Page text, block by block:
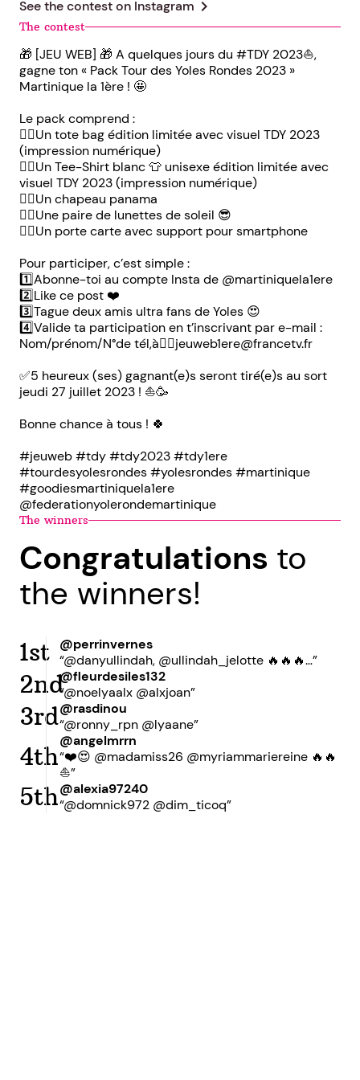
See the contest on Instagram chevron_right
The contest
🎁 [JEU WEB] 🎁 A quelques jours du #TDY 2023⛵️,
gagne ton « Pack Tour des Yoles Rondes 2023 »
Martinique la 1ère ! 🤩
Le pack comprend :
👉🏽Un tote bag édition limitée avec visuel TDY 2023
(impression numérique)
👉🏽Un Tee-Shirt blanc 👕 unisexe édition limitée avec
visuel TDY 2023 (impression numérique)
👉🏽Un chapeau panama
👉🏽Une paire de lunettes de soleil 😎
👉🏽Un porte carte avec support pour smartphone
Pour participer, c’est simple :
1️⃣Abonne-toi au compte Insta de @martiniquela1ere
2️⃣Like ce post ❤️
3️⃣Tague deux amis ultra fans de Yoles 😍
4️⃣Valide ta participation en t’inscrivant par e-mail :
Nom/prénom/N°de tél,à👉🏽jeuweb1ere@francetv.fr
✅5 heureux (ses) gagnant(e)s seront tiré(e)s au sort
jeudi 27 juillet 2023 ! ⛵️🥳
Bonne chance à tous ! 🍀
#jeuweb #tdy #tdy2023 #tdy1ere
#tourdesyolesrondes #yolesrondes #martinique
#goodiesmartiniquela1ere
@federationyolerondemartinique
The winners
Congratulations to
the winners!
1st
@perrinvernes
“@danyullindah, @ullindah_jelotte 🔥🔥🔥…”
2nd@fleurdesiles132
“@noelyaalx @alxjoan”
3rd@rasdinou
“@ronny_rpn @lyaane”
4th
@angelmrrn
“❤️😍 @madamiss26 @myriammariereine 🔥🔥
⛵️”
5th@alexia97240
“@domnick972 @dim_ticoq”